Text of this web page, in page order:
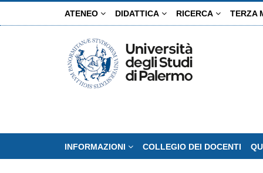
ATENEO DIDATTICA RICERCA TERZA
INFORMAZIONI COLLEGIO DEI DOCENTI